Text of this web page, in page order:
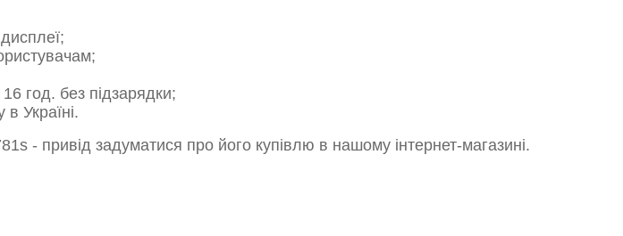
год. без підзарядки;
Україні.
- привід задуматися про його купівлю в нашому інтернет-магазині.